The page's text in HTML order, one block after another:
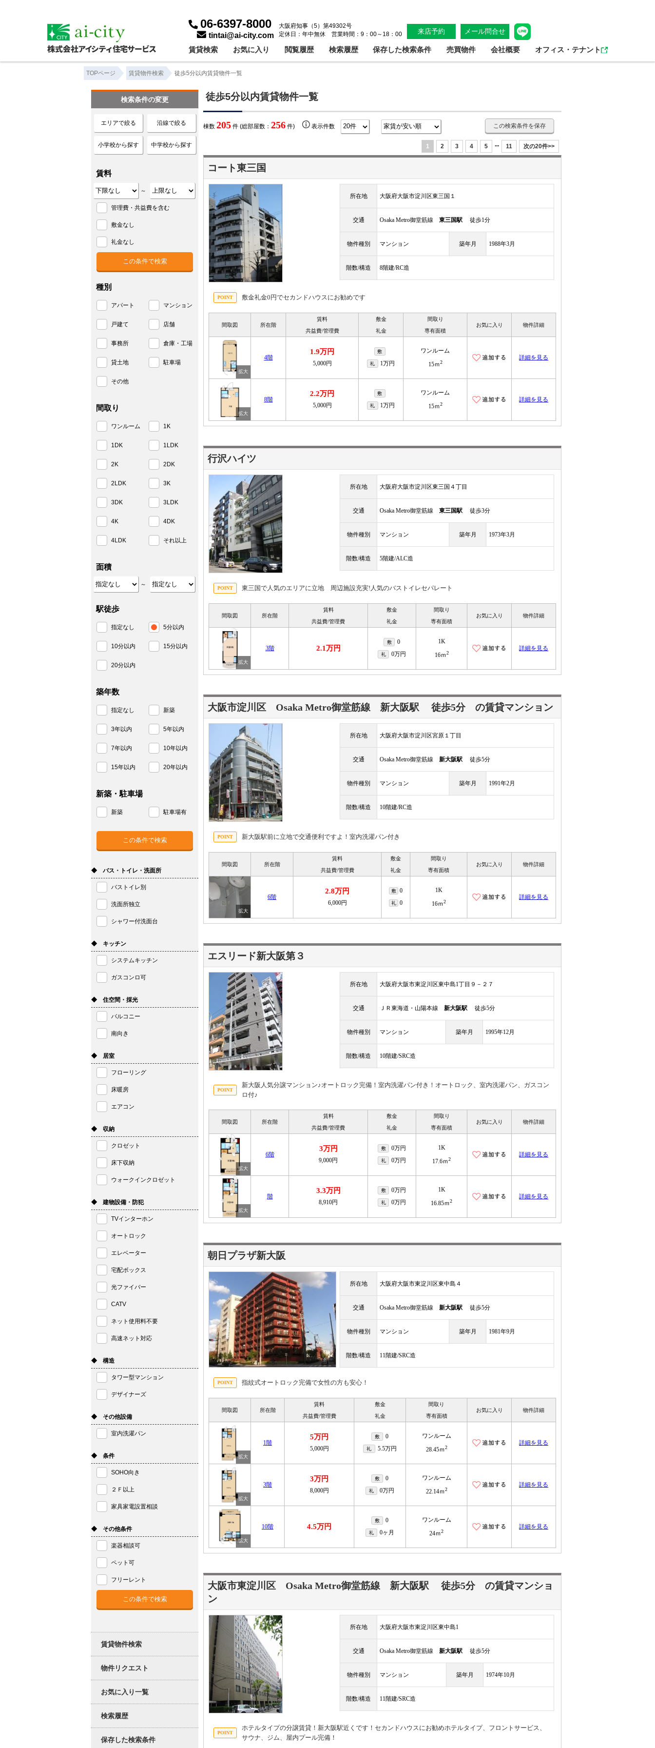
06-6397-8000
tintai@ai-city.com
大阪府知事（5）第49302号
定休日：年中無休 営業時間：9：00～18：00
来店予約 メール問合せ
賃貸検索 お気に入り 閲覧履歴 検索履歴 保存した検索条件 売買物件 会社概要 オフィス・テナント
TOPページ 賃貸物件検索 徒歩5分以内賃貸物件一覧
徒歩5分以内賃貸物件一覧
棟数 205 件 (総部屋数： 256 件) 表示件数 この検索条件を保存
1 2 3 4 5 ... 11 次の20件>>
コート東三国
所在地 大阪府大阪市淀川区東三国１
交通 Osaka Metro御堂筋線 東三国駅 徒歩1分
物件種別 マンション 築年月 1988年3月
階数/構造 8階建/RC造
敷金礼金0円でセカンドハウスにお勧めです
間取図 所在階
賃料
共益費/管理費
敷金
礼金
間取り
専有面積
お気に入り 物件詳細
4階
1.9万円
5,000円
敷
礼 1万円
ワンルーム
15ｍ2
詳細を見る
8階
2.2万円
5,000円
敷
礼 1万円
ワンルーム
15ｍ2
詳細を見る
行沢ハイツ
所在地 大阪府大阪市淀川区東三国４丁目
交通 Osaka Metro御堂筋線 東三国駅 徒歩3分
物件種別 マンション 築年月 1973年3月
階数/構造 5階建/ALC造
東三国で人気のエリアに立地 周辺施設充実!人気のバストイレセパレート
間取図 所在階
賃料
共益費/管理費
敷金
礼金
間取り
専有面積
お気に入り 物件詳細
3階 2.1万円
敷 0
礼 0万円
1K
16ｍ2
詳細を見る
大阪市淀川区 Osaka Metro御堂筋線 新大阪駅 徒歩5分 の賃貸マンション
所在地 大阪府大阪市淀川区宮原１丁目
交通 Osaka Metro御堂筋線 新大阪駅 徒歩5分
物件種別 マンション 築年月 1991年2月
階数/構造 10階建/RC造
新大阪駅前に立地で交通便利ですよ！室内洗濯パン付き
間取図 所在階
賃料
共益費/管理費
敷金
礼金
間取り
専有面積
お気に入り 物件詳細
6階
2.8万円
6,000円
敷 0
礼 0
1K
16ｍ2
詳細を見る
エスリード新大阪第３
所在地 大阪府大阪市東淀川区東中島1丁目９－２７
交通 ＪＲ東海道・山陽本線 新大阪駅 徒歩5分
物件種別 マンション 築年月 1995年12月
階数/構造 10階建/SRC造
新大阪人気分譲マンション♪オートロック完備！室内洗濯パン付き！オートロック、室内洗濯パン、ガスコン
ロ付♪
間取図 所在階
賃料
共益費/管理費
敷金
礼金
間取り
専有面積
お気に入り 物件詳細
6階
3万円
9,000円
敷 0万円
礼 0万円
1K
17.6ｍ2
詳細を見る
階
3.3万円
8,910円
敷 0万円
礼 0万円
1K
16.85ｍ2
詳細を見る
朝日プラザ新大阪
所在地 大阪府大阪市東淀川区東中島４
交通 Osaka Metro御堂筋線 新大阪駅 徒歩5分
物件種別 マンション 築年月 1981年9月
階数/構造 11階建/SRC造
指紋式オートロック完備で女性の方も安心！
間取図 所在階
賃料
共益費/管理費
敷金
礼金
間取り
専有面積
お気に入り 物件詳細
1階
5万円
5,000円
敷 0
礼 5.5万円
ワンルーム
28.45ｍ2
詳細を見る
3階
3万円
8,000円
敷 0
礼 0万円
ワンルーム
22.14ｍ2
詳細を見る
10階 4.5万円
敷 0
礼 0ヶ月
ワンルーム
24ｍ2
詳細を見る
大阪市東淀川区 Osaka Metro御堂筋線 新大阪駅 徒歩5分 の賃貸マンショ
ン
所在地 大阪府大阪市東淀川区東中島1
交通 Osaka Metro御堂筋線 新大阪駅 徒歩5分
物件種別 マンション 築年月 1974年10月
階数/構造 11階建/SRC造
ホテルタイプの分譲賃貸！新大阪駅近くです！セカンドハウスにお勧めホテルタイプ、フロントサービス、
サウナ、ジム、屋内プール完備！
検索条件の変更
エリアで絞る 沿線で絞る
小学校から探す 中学校から探す
賃料
～
管理費・共益費を含む
敷金なし
礼金なし
種別
アパート マンション
戸建て 店舗
事務所 倉庫・工場
貸土地 駐車場
その他
間取り
ワンルーム 1K
1DK 1LDK
2K 2DK
2LDK 3K
3DK 3LDK
4K 4DK
4LDK それ以上
面積
～
駅徒歩
指定なし 5分以内
10分以内 15分以内
20分以内
築年数
指定なし 新築
3年以内 5年以内
7年以内 10年以内
15年以内 20年以内
新築・駐車場
新築 駐車場有
◆ バス・トイレ・洗面所
バストイレ別
洗面所独立
シャワー付洗面台
◆ キッチン
システムキッチン
ガスコンロ可
◆ 住空間・採光
バルコニー
南向き
◆ 居室
フローリング
床暖房
エアコン
◆ 収納
クロゼット
床下収納
ウォークインクロゼット
◆ 建物設備・防犯
TVインターホン
オートロック
エレベーター
宅配ボックス
光ファイバー
CATV
ネット使用料不要
高速ネット対応
◆ 構造
タワー型マンション
デザイナーズ
◆ その他設備
室内洗濯パン
◆ 条件
SOHO向き
２Ｆ以上
家具家電設置相談
◆ その他条件
楽器相談可
ペット可
フリーレント
賃貸物件検索
物件リクエスト
お気に入り一覧
検索履歴
保存した検索条件